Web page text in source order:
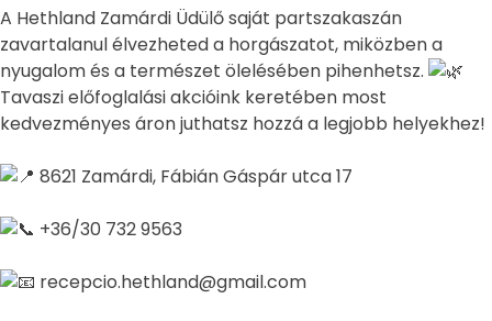
A Hethland Zamárdi Üdülő saját partszakaszán
zavartalanul élvezheted a horgászatot, miközben a
nyugalom és a természet ölelésében pihenhetsz.
Tavaszi előfoglalási akcióink keretében most
kedvezményes áron juthatsz hozzá a legjobb helyekhez!
8621 Zamárdi, Fábián Gáspár utca 17
+36/30 732 9563
recepcio.hethland@gmail.com